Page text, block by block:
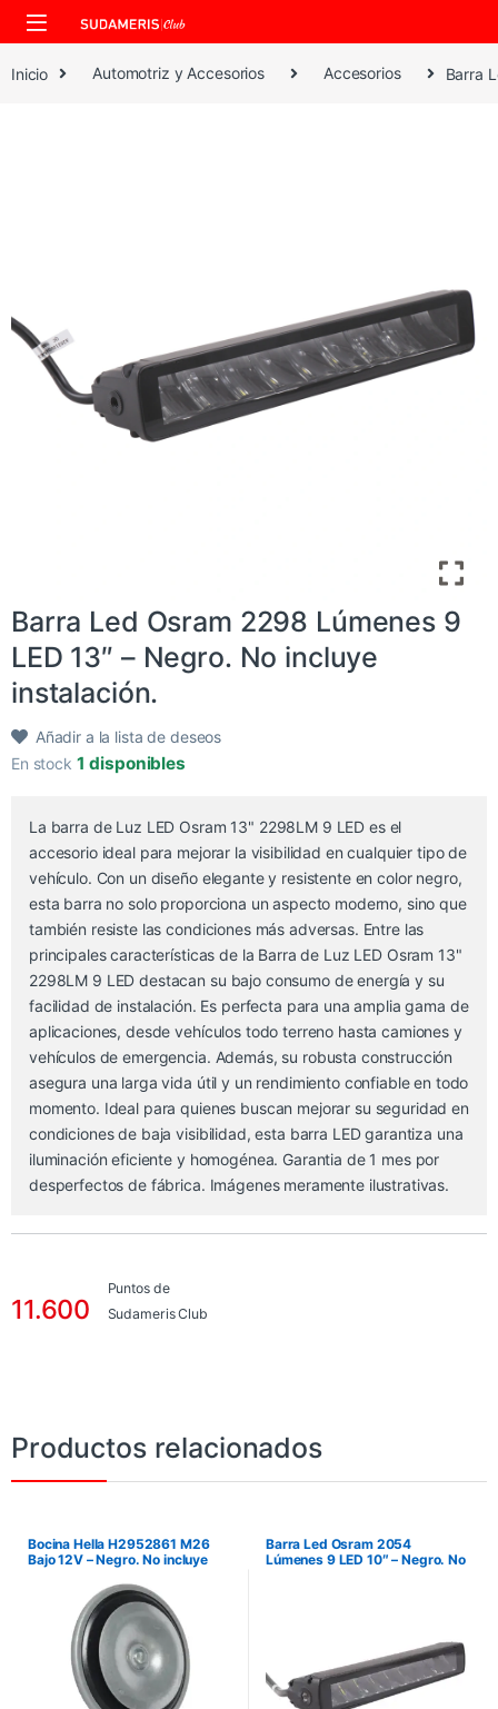
Skip to navigation
Skip to content
Inicio Automotriz y Accesorios Accesorios Barra
Barra Led Osram 2298 Lúmenes 9
LED 13″ – Negro. No incluye
instalación.
Añadir a la lista de deseos
En stock 1 disponibles
La barra de Luz LED Osram 13" 2298LM 9 LED es el
accesorio ideal para mejorar la visibilidad en cualquier tipo de
vehículo. Con un diseño elegante y resistente en color negro,
esta barra no solo proporciona un aspecto moderno, sino que
también resiste las condiciones más adversas. Entre las
principales características de la Barra de Luz LED Osram 13"
2298LM 9 LED destacan su bajo consumo de energía y su
facilidad de instalación. Es perfecta para una amplia gama de
aplicaciones, desde vehículos todo terreno hasta camiones y
vehículos de emergencia. Además, su robusta construcción
asegura una larga vida útil y un rendimiento confiable en todo
momento. Ideal para quienes buscan mejorar su seguridad en
condiciones de baja visibilidad, esta barra LED garantiza una
iluminación eficiente y homogénea. Garantia de 1 mes por
desperfectos de fábrica. Imágenes meramente ilustrativas.
11.600
Puntos de
Sudameris Club
Productos relacionados
Bocina Hella H2952861 M26
Bajo 12V – Negro. No incluye
Barra Led Osram 2054
Lúmenes 9 LED 10″ – Negro. No